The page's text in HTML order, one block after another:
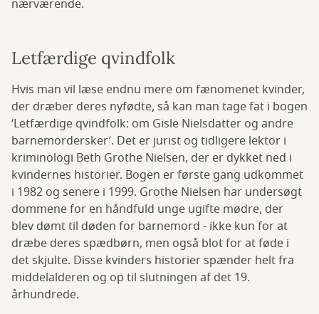
nærværende.
Letfærdige qvindfolk
Hvis man vil læse endnu mere om fænomenet kvinder,
der dræber deres nyfødte, så kan man tage fat i bogen
’Letfærdige qvindfolk: om Gisle Nielsdatter og andre
barnemordersker’. Det er jurist og tidligere lektor i
kriminologi Beth Grothe Nielsen, der er dykket ned i
kvindernes historier. Bogen er første gang udkommet
i 1982 og senere i 1999. Grothe Nielsen har undersøgt
dommene for en håndfuld unge ugifte mødre, der
blev dømt til døden for barnemord - ikke kun for at
dræbe deres spædbørn, men også blot for at føde i
det skjulte. Disse kvinders historier spænder helt fra
middelalderen og op til slutningen af det 19.
århundrede.